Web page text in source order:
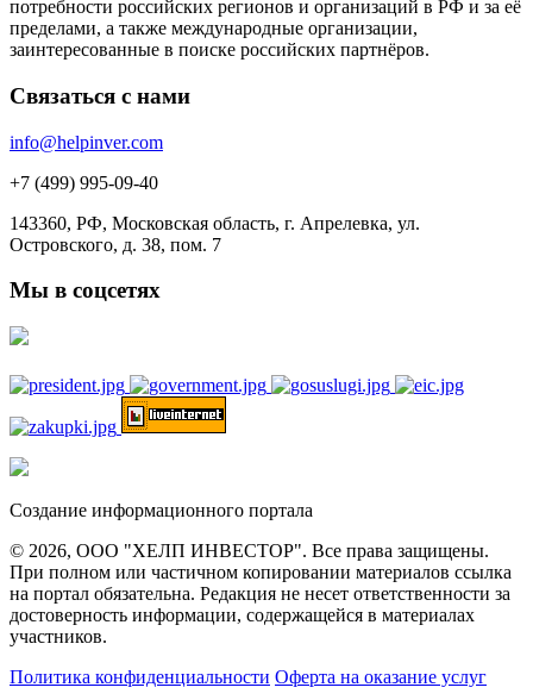
потребности российских регионов и организаций в РФ и за её
пределами, а также международные организации,
заинтересованные в поиске российских партнёров.
Связаться с нами
info@helpinver.com
+7 (499) 995-09-40
143360, РФ, Московская область, г. Апрелевка, ул.
Островского, д. 38, пом. 7
Мы в соцсетях
Создание информационного портала
© 2026, ООО "ХЕЛП ИНВЕСТОР". Все права защищены.
При полном или частичном копировании материалов ссылка
на портал обязательна. Редакция не несет ответственности за
достоверность информации, содержащейся в материалах
участников.
Политика конфиденциальности Оферта на оказание услуг